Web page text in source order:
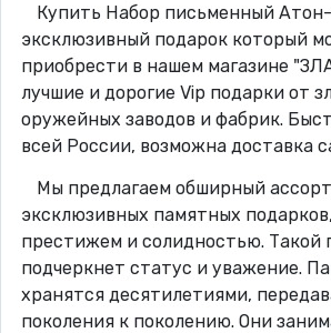
Купить Набор письменный
эксклюзивный подарок который
приобрести в нашем магазине
лучшие и дорогие Vip подарки от
оружейных заводов и фабрик.
всей России, возможна доставка
Мы предлагаем обширный
эксклюзивных памятных
престижем и солидностью. Такой
подчеркнет статус и уважение.
хранятся десятилетиями,
поколения к поколению. Они